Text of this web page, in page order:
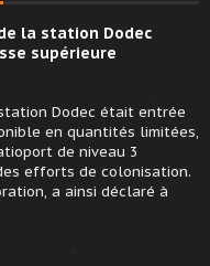
la station Dodec
supérieure
Dodec était entrée
en quantités limitées,
de niveau 3
efforts de colonisation.
a ainsi déclaré à